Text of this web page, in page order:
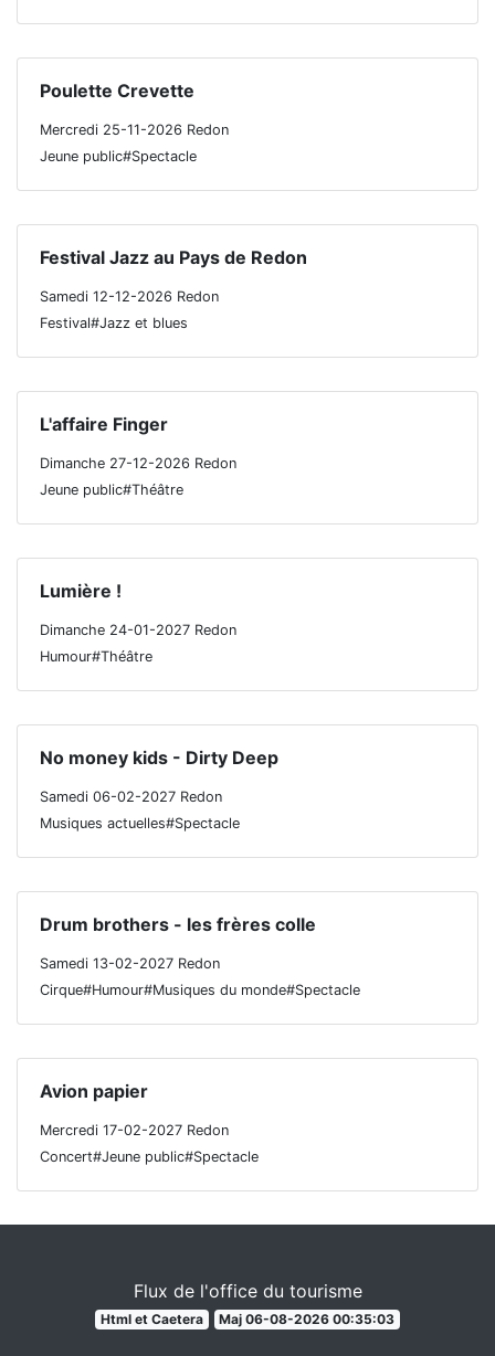
Poulette Crevette
Mercredi 25-11-2026 Redon
Jeune public#Spectacle
Festival Jazz au Pays de Redon
Samedi 12-12-2026 Redon
Festival#Jazz et blues
L'affaire Finger
Dimanche 27-12-2026 Redon
Jeune public#Théâtre
Lumière !
Dimanche 24-01-2027 Redon
Humour#Théâtre
No money kids - Dirty Deep
Samedi 06-02-2027 Redon
Musiques actuelles#Spectacle
Drum brothers - les frères colle
Samedi 13-02-2027 Redon
Cirque#Humour#Musiques du monde#Spectacle
Avion papier
Mercredi 17-02-2027 Redon
Concert#Jeune public#Spectacle
Flux de l'office du tourisme
Html et Caetera Maj 06-08-2026 00:35:03